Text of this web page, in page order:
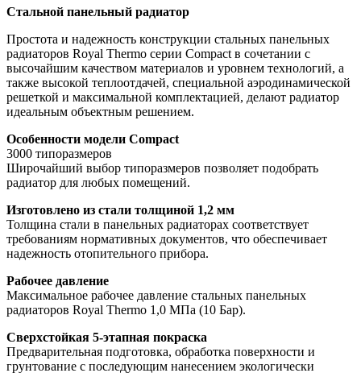
Стальной панельный радиатор
Простота и надежность конструкции стальных панельных
радиаторов Royal Thermo серии Compact в сочетании с
высочайшим качеством материалов и уровнем технологий, а
также высокой теплоотдачей, специальной аэродинамической
решеткой и максимальной комплектацией, делают радиатор
идеальным объектным решением.
Особенности модели Compact
3000 типоразмеров
Широчайший выбор типоразмеров позволяет подобрать
радиатор для любых помещений.
Изготовлено из стали толщиной 1,2 мм
Толщина стали в панельных радиаторах соответствует
требованиям нормативных документов, что обеспечивает
надежность отопительного прибора.
Рабочее давление
Максимальное рабочее давление стальных панельных
радиаторов Royal Thermo 1,0 МПа (10 Бар).
Сверхстойкая 5-этапная покраска
Предварительная подготовка, обработка поверхности и
грунтование с последующим нанесением экологически